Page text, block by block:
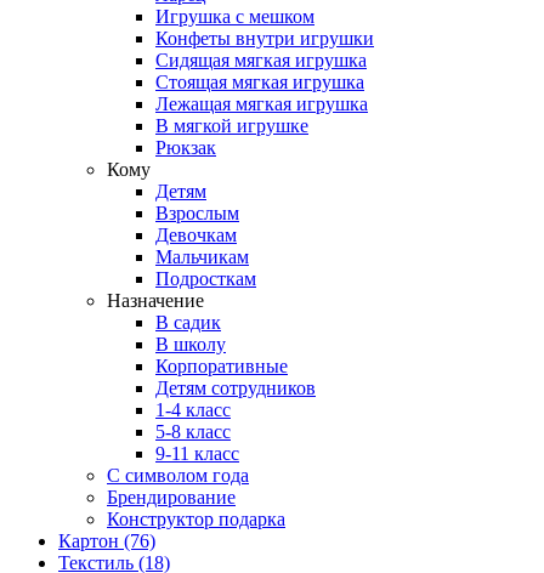
Игрушка с мешком
Конфеты внутри игрушки
Сидящая мягкая игрушка
Стоящая мягкая игрушка
Лежащая мягкая игрушка
В мягкой игрушке
Рюкзак
Кому
Детям
Взрослым
Девочкам
Мальчикам
Подросткам
Назначение
В садик
В школу
Корпоративные
Детям сотрудников
1-4 класс
5-8 класс
9-11 класс
С символом года
Брендирование
Конструктор подарка
Картон (76)
Текстиль (18)